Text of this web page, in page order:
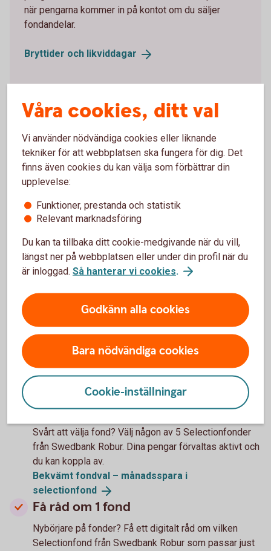
när pengarna kommer in på kontot om du säljer
fondandelar.
Bryttider och likviddagar
Kursen på fonder – så sätts den
kurs. Fondkursen, alltså priset på fonden, räknas ut
och sätts en gång per dag. Den påverkas av kursen
på de värdepapper fonden innehåller, fondens
avgifter och eventuella valutakursförändringar.
NAV-kursen – kursen påfonder
Tips när du ska välja fonder
Välj bland 500 fonder
Har du koll på fonder? Sök och välj bland närmare 500
fonder – både från Swedbank Robur och andra
fondbolag.
Månadsspara i valfrifond
Välj bland 5 fonder
Svårt att välja fond? Välj någon av 5 Selectionfonder
från Swedbank Robur. Dina pengar förvaltas aktivt och
du kan koppla av.
Bekvämt fondval – månadsspara i
selectionfond
Få råd om 1 fond
Nybörjare på fonder? Få ett digitalt råd om vilken
Selectionfond från Swedbank Robur som passar just
Våra cookies, ditt val
Vi använder nödvändiga cookies eller liknande
tekniker för att webbplatsen ska fungera för dig. Det
finns även cookies du kan välja som förbättrar din
upplevelse:
Funktioner, prestanda och statistik
Relevant marknadsföring
Du kan ta tillbaka ditt cookie-medgivande när du vill,
längst ner på webbplatsen eller under din profil när du
är inloggad. Så hanterar vi cookies.
Godkänn alla cookies
Bara nödvändiga cookies
Cookie-inställningar